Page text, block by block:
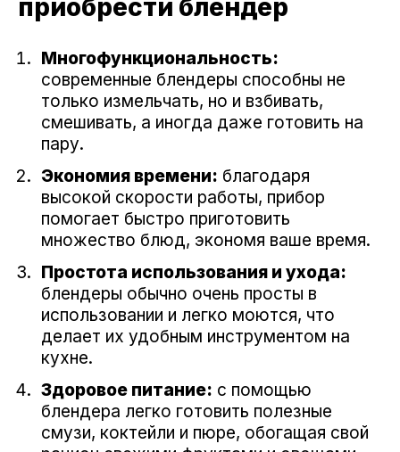
приобрести блендер
Многофункциональность:
современные блендеры способны не
только измельчать, но и взбивать,
смешивать, а иногда даже готовить на
пару.
Экономия времени: благодаря
высокой скорости работы, прибор
помогает быстро приготовить
множество блюд, экономя ваше время.
Простота использования и ухода:
блендеры обычно очень просты в
использовании и легко моются, что
делает их удобным инструментом на
кухне.
Здоровое питание: с помощью
блендера легко готовить полезные
смузи, коктейли и пюре, обогащая свой